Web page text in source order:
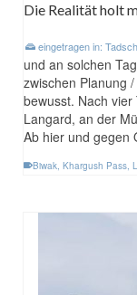
Die Realität holt
eingetragen in:
und an solchen
zwischen Planung
bewusst. Nach
Langard, an der
Ab hier und gegen
Biwak, Khargush Pass,